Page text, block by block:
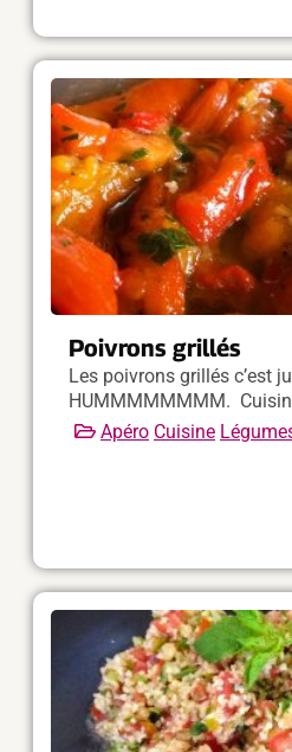
Poivrons grillés
Les poivrons grillés c’est
HUMMMMMMMM.
Apéro Cuisine